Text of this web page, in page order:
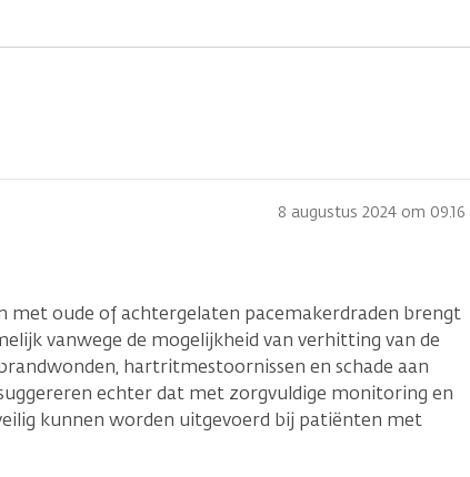
8 augustus 2024 om 09.16
met oude of achtergelaten pacemakerdraden brengt
vanwege de mogelijkheid van verhitting van de
hartritmestoornissen en schade aan
echter dat met zorgvuldige monitoring en
kunnen worden uitgevoerd bij patiënten met